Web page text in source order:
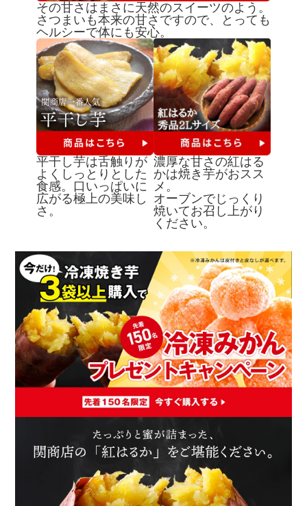
その甘さはまさに天然のスイーツのよう。
さつまいも本来の甘さですので、とっても
ヘルシーで体にも安心。
平干し芋は舌触りが
よくしっとりとした
食感。口いっぱいに
広がる極上の美味し
さ。
濃厚な甘さの紅はる
かは焼き芋がおスス
メ。
オーブンでじっくり
焼いてお召し上がり
ください。